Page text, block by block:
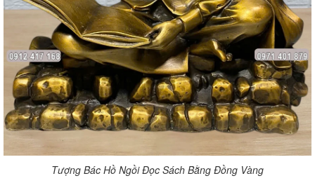
Tượng Bác Hồ Ngồi Đọc Sách Bằng Đồng Vàng